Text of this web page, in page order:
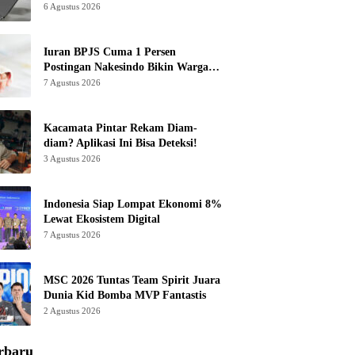
6 Agustus 2026
Iuran BPJS Cuma 1 Persen
Postingan Nakesindo Bikin Warganet
Murka
7 Agustus 2026
Kacamata Pintar Rekam Diam-
diam? Aplikasi Ini Bisa Deteksi!
3 Agustus 2026
Indonesia Siap Lompat Ekonomi 8%
Lewat Ekosistem Digital
7 Agustus 2026
MSC 2026 Tuntas Team Spirit Juara
Dunia Kid Bomba MVP Fantastis
2 Agustus 2026